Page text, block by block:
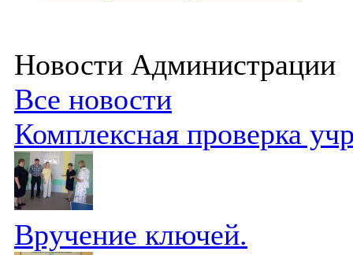
Новости Администрации
Все новости
Комплексная проверка
Вручение ключей.